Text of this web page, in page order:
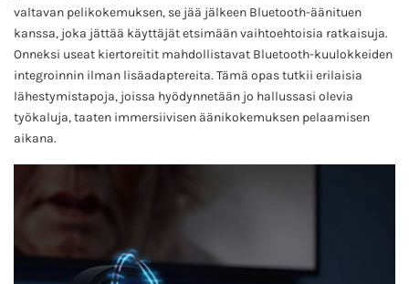
valtavan pelikokemuksen, se jää jälkeen Bluetooth-äänituen
kanssa, joka jättää käyttäjät etsimään vaihtoehtoisia ratkaisuja.
Onneksi useat kiertoreitit mahdollistavat Bluetooth-kuulokkeiden
integroinnin ilman lisäadaptereita. Tämä opas tutkii erilaisia
lähestymistapoja, joissa hyödynnetään jo hallussasi olevia
työkaluja, taaten immersiivisen äänikokemuksen pelaamisen
aikana.